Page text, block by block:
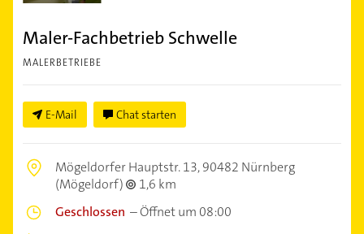
Maler-Fachbetrieb Schwelle
MALERBETRIEBE
E-Mail Chat starten
Mögeldorfer Hauptstr. 13,90482 Nürnberg
(Mögeldorf)
1,6 km
Geschlossen –Öffnet um 08:00